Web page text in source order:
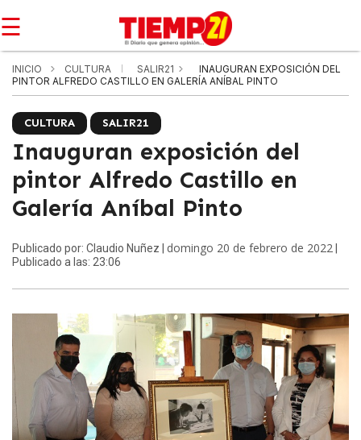
☰
INICIO CULTURA SALIR21
INAUGURAN EXPOSICIÓN DEL
PINTOR ALFREDO CASTILLO EN GALERÍA ANÍBAL PINTO
CULTURA SALIR21
Inauguran exposición del
pintor Alfredo Castillo en
Galería Aníbal Pinto
Publicado por: Claudio Nuñez | domingo 20 de febrero de 2022
Publicado a las: 23:06